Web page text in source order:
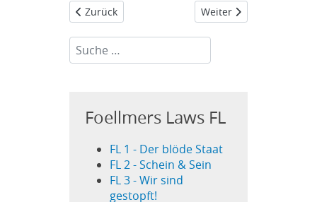
Vorheriger Beitrag: FL 2 - Schein & Sein
Zurück Nächster Beitrag: FL 4 -
Weiter
Suchen...
Foellmers Laws FL
FL 1 - Der blöde Staat
FL 2 - Schein & Sein
FL 3 - Wir sind
gestopft!